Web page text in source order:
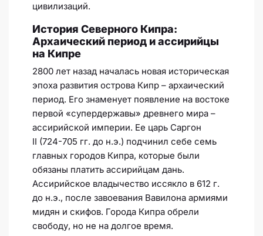
цивилизаций.
История Северного Кипра:
Архаический период и ассирийцы
на Кипре
2800 лет назад началась новая историческая
эпоха развития острова Кипр – архаический
период. Его знаменует появление на востоке
первой «супердержавы» древнего мира –
ассирийской империи. Ее царь Саргон
II (724-705 гг. до н.э.) подчинил себе семь
главных городов Кипра, которые были
обязаны платить ассирийцам дань.
Ассирийское владычество иссякло в 612 г.
до н.э., после завоевания Вавилона армиями
мидян и скифов. Города Кипра обрели
свободу, но не на долгое время.